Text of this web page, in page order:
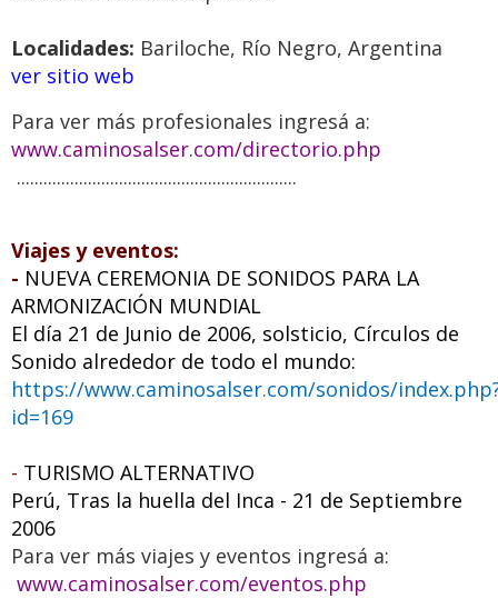
Localidades: Bariloche, Río Negro, Argentina
ver sitio web
Para ver más profesionales ingresá a:
www.caminosalser.com/directorio.php
...............................................................
Viajes y eventos:
- NUEVA CEREMONIA DE SONIDOS PARA LA
ARMONIZACIÓN MUNDIAL
El día 21 de Junio de 2006, solsticio, Círculos de
Sonido alrededor de todo el mundo:
https://www.caminosalser.com/sonidos/
id=169
- TURISMO ALTERNATIVO
Perú, Tras la huella del Inca - 21 de Septiembre
2006
Para ver más viajes y eventos ingresá a:
www.caminosalser.com/eventos.php